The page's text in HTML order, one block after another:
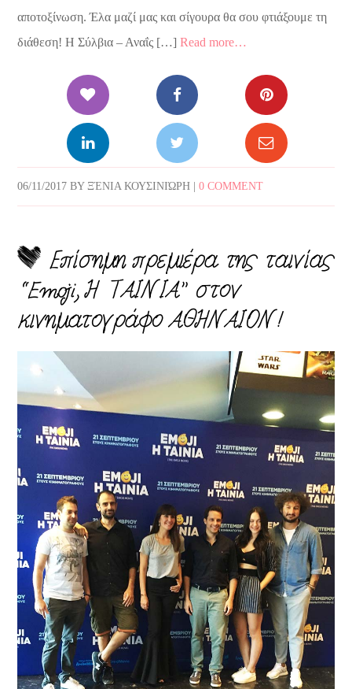
αποτοξίνωση. Έλα μαζί μας και σίγουρα θα σου φτιάξουμε τη
διάθεση! Η Σύλβια – Αναΐς […]Read more…
06/11/2017 BYΞΈΝΙΑ ΚΟΥΣΙΝΙΏΡΗ |0 COMMENT
Επίσημη πρεμιέρα της ταινίας
“Emoji, Η ΤΑΙΝΙΑ” στον
κινηματογράφο ΑΘΗΝΑΙΟΝ!